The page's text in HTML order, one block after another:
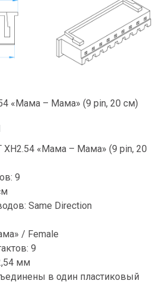
«Мама – Мама» (9 pin, 20 см)
«Мама – Мама» (9 pin, 20
9
Same Direction
/ Female
9
мм
в один пластиковый